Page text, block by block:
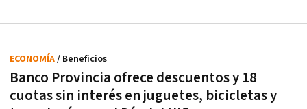
Banco Provincia ofrece descuentos y 18
cuotas sin interés en juguetes, bicicletas y
ECONOMÍA/ Beneficios